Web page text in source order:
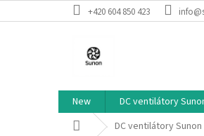
na
+420 604 850 423
New DC ventilátory
Domů DC ventilátory Sunon